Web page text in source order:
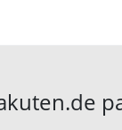
&
& Freizeit – und